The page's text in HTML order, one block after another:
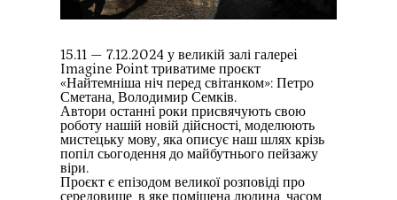
15.11 — 7.12.2024 у великій залі галерei
Imagine Point триватиме проєкт
«Найтемніша ніч перед світанком»: Петро
Сметана, Володимир Семків.
Автори останні роки присвячують свою
роботу нашій новій дійсності, моделюють
мистецьку мову, яка описує наш шлях крізь
попіл сьогодення до майбутнього пейзажу
віри.
Проєкт є епізодом великої розповіді про
середовище, в яке поміщена людина, часом